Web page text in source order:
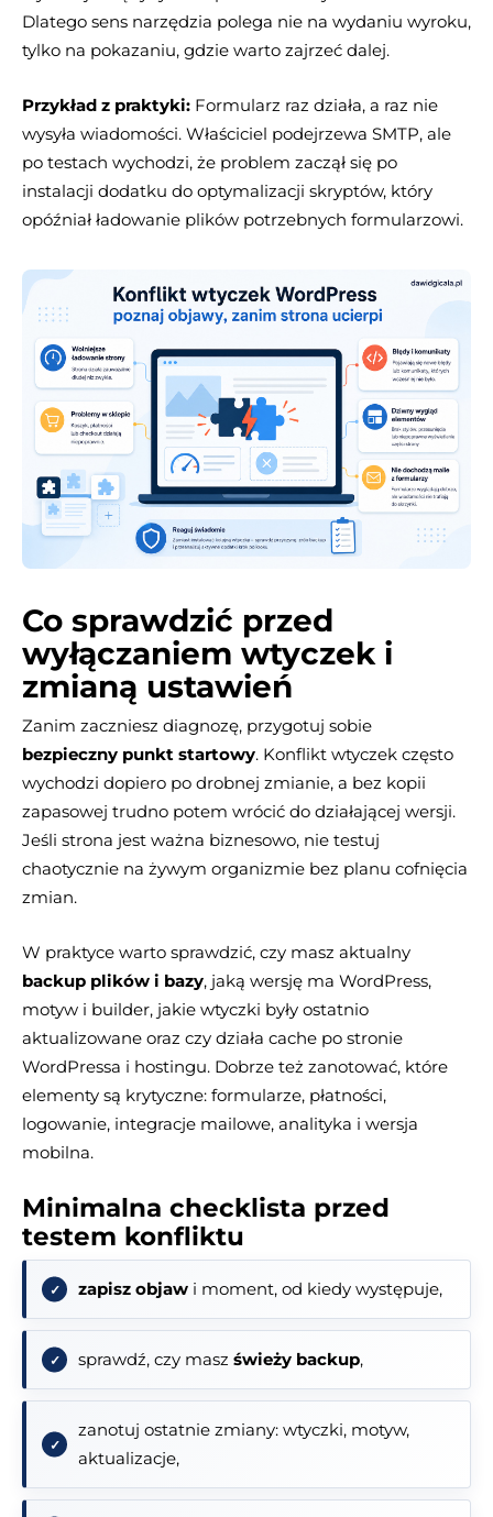
Dlatego sens narzędzia polega nie na wydaniu wyroku,
tylko na pokazaniu, gdzie warto zajrzeć dalej.
Przykład z praktyki: Formularz raz działa, a raz nie
wysyła wiadomości. Właściciel podejrzewa SMTP, ale
po testach wychodzi, że problem zaczął się po
instalacji dodatku do optymalizacji skryptów, który
opóźniał ładowanie plików potrzebnych formularzowi.
Co sprawdzić przed
wyłączaniem wtyczek i
zmianą ustawień
Zanim zaczniesz diagnozę, przygotuj sobie
bezpieczny punkt startowy. Konflikt wtyczek często
wychodzi dopiero po drobnej zmianie, a bez kopii
zapasowej trudno potem wrócić do działającej wersji.
Jeśli strona jest ważna biznesowo, nie testuj
chaotycznie na żywym organizmie bez planu cofnięcia
zmian.
W praktyce warto sprawdzić, czy masz aktualny
backup plików i bazy, jaką wersję ma WordPress,
motyw i builder, jakie wtyczki były ostatnio
aktualizowane oraz czy działa cache po stronie
WordPressa i hostingu. Dobrze też zanotować, które
elementy są krytyczne: formularze, płatności,
logowanie, integracje mailowe, analityka i wersja
mobilna.
Minimalna checklista przed
testem konfliktu
zapisz objaw i moment, od kiedy występuje,
sprawdź, czy masz świeży backup,
zanotuj ostatnie zmiany: wtyczki, motyw,
aktualizacje,